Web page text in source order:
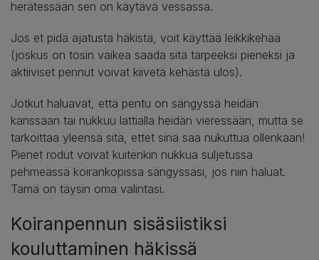
herätessään sen on käytävä vessassa.
Jos et pidä ajatusta häkistä, voit käyttää leikkikehää
(joskus on tosin vaikea saada sitä tarpeeksi pieneksi ja
aktiiviset pennut voivat kiivetä kehästä ulos).
Jotkut haluavat, että pentu on sängyssä heidän
kanssaan tai nukkuu lattialla heidän vieressään, mutta se
tarkoittaa yleensä sitä, ettet sinä saa nukuttua ollenkaan!
Pienet rodut voivat kuitenkin nukkua suljetussa
pehmeässä koirankopissa sängyssäsi, jos niin haluat.
Tämä on täysin oma valintasi.
Koiranpennun sisäsiistiksi
kouluttaminen häkissä